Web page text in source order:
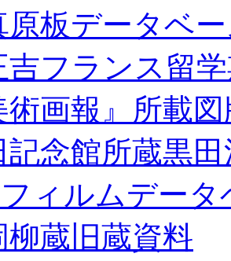
原板データベ
吉フランス留
術画報』所載
記念館所蔵黒
ィルムデータ
柳蔵旧蔵資料